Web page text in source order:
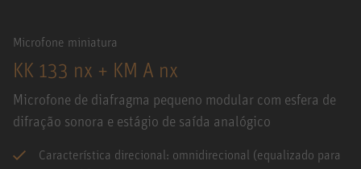
Microfone miniatura
KK 133 nx + KM A nx
Microfone de diafragma pequeno modular com esfera de
difração sonora e estágio de saída analógico
Característica direcional: omnidirecional (equalizado para